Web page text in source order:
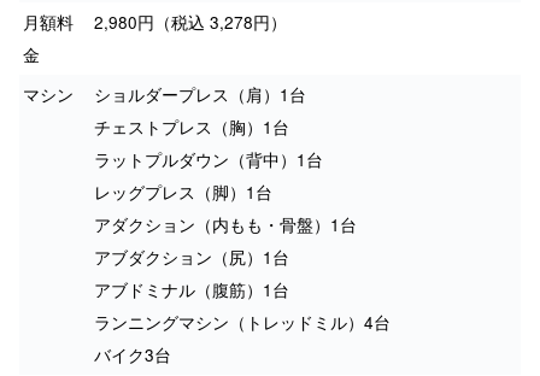
月額料
金
2,980円（税込 3,278円）
マシン
ショルダープレス（肩）1台
チェストプレス（胸）1台
ラットプルダウン（背中）1台
レッグプレス（脚）1台
アダクション（内もも・骨盤）1台
アブダクション（尻）1台
アブドミナル（腹筋）1台
ランニングマシン（トレッドミル）4台
バイク3台